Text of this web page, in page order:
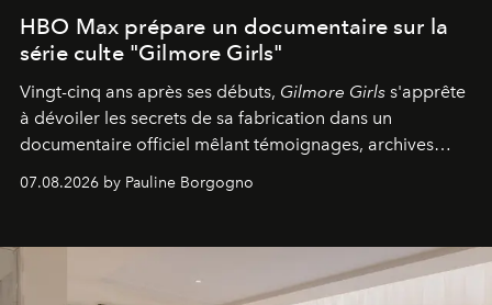
HBO Max prépare un documentaire sur la
série culte "Gilmore Girls"
Vingt-cinq ans après ses débuts, Gilmore Girls s'apprête
à dévoiler les secrets de sa fabrication dans un
documentaire officiel mêlant témoignages, archives
générationnel.
07.08.2026 by Pauline Borgogno